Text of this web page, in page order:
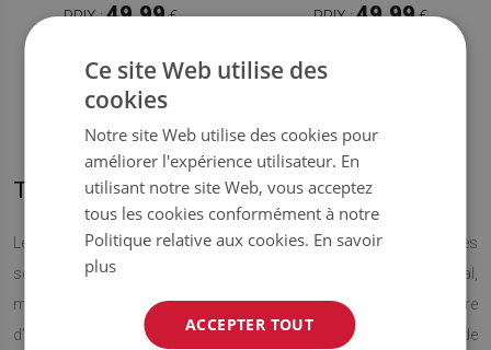
PRIX :49.99€
MAINTENANT
PRIX :49.99€
Tapis de chaise avec les cartes
Les tapis de protection sous la chaise avec les motifs de cartes
sont un excellent accessoire à un appartement de style colonial,
même s'ils vont se présenter aussi bien dans une chambre
d'enfants. C'est une proposition idéale pour les amateurs de
Ce site Web utilise des
cookies
Notre site Web utilise des cookies pour
améliorer l'expérience utilisateur. En
utilisant notre site Web, vous acceptez
tous les cookies conformément à notre
Politique relative aux cookies. En savoir
plus
ACCEPTER TOUT